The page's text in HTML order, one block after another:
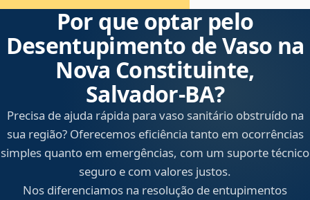
Por que optar pelo
Desentupimento de Vaso na
Nova Constituinte,
Salvador‑BA?
Precisa de ajuda rápida para vaso sanitário obstruído na
sua região? Oferecemos eficiência tanto em ocorrências
simples quanto em emergências, com um suporte técnico
seguro e com valores justos.
Nos diferenciamos na resolução de entupimentos